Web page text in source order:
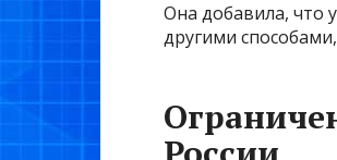
Она добавила, что
другими